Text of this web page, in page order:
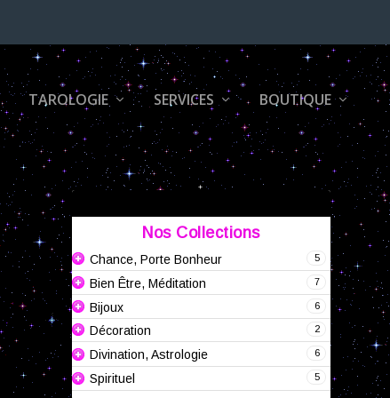
TAROLOGIE SERVICES BOUTIQUE
Nos Collections
5
Chance, Porte Bonheur
7
Bien Être, Méditation
6
Bijoux
2
Décoration
6
Divination, Astrologie
5
Spirituel